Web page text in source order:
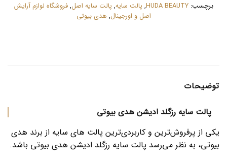
برچسب:HUDA BEAUTY
, پالت سایه, پالت سایه اصل,فروشگاه لوازم آرایش
اصل و اورجینال, هدی بیوتی
توضیحات
پالت سایه رزگلد ادیشن هدی بیوتی
یکی از پرفروش‌ترین و کاربردی‌ترین پالت های سایه از برند هدی
بیوتی، به نظر می‌رسد پالت سایه رزگلد ادیشن هدی بیوتی باشد.